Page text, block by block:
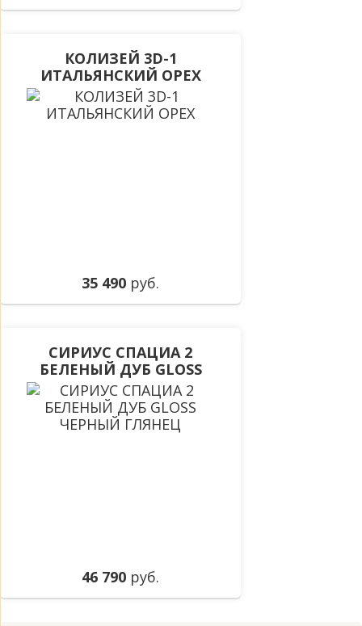
КОЛИЗЕЙ 3D-1
ИТАЛЬЯНСКИЙ ОРЕХ
35 490 руб.
СИРИУС СПАЦИА 2
БЕЛЕНЫЙ ДУБ GLOSS
ЧЕРНЫЙ ГЛЯНЕЦ
46 790 руб.